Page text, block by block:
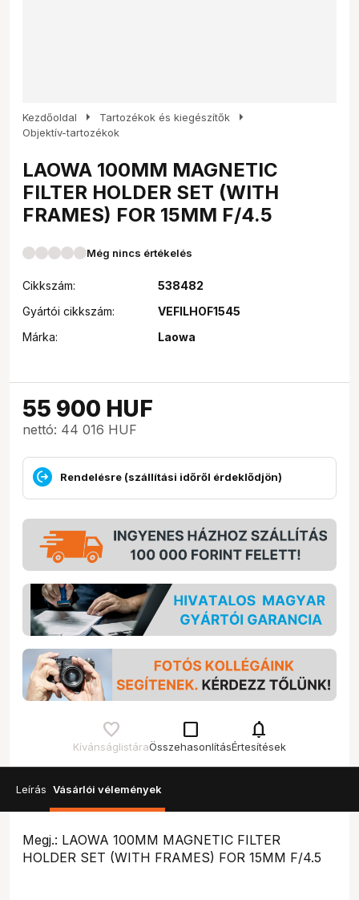
Kezdőoldal arrow_right Tartozékok és kiegészítők arrow_right
Objektív-tartozékok
LAOWA 100MM MAGNETIC
FILTER HOLDER SET (WITH
FRAMES) FOR 15MM F/4.5
Még nincs értékelés
Cikkszám:
538482
Gyártói cikkszám:
VEFILHOF1545
Márka:
Laowa
55 900 HUF
nettó: 44 016 HUF
Rendelésre (szállítási időről érdeklődjön)
Kívánságlistára
check_box_outline_blank
Összehasonlítás
notifications
Értesítések
Leírás Vásárlói vélemények
Megj.: LAOWA 100MM MAGNETIC FILTER
HOLDER SET (WITH FRAMES) FOR 15MM F/4.5